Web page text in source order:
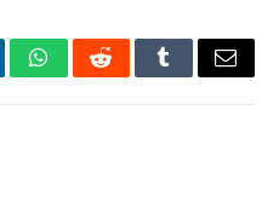
WhatsAppRedditTumblrEmail